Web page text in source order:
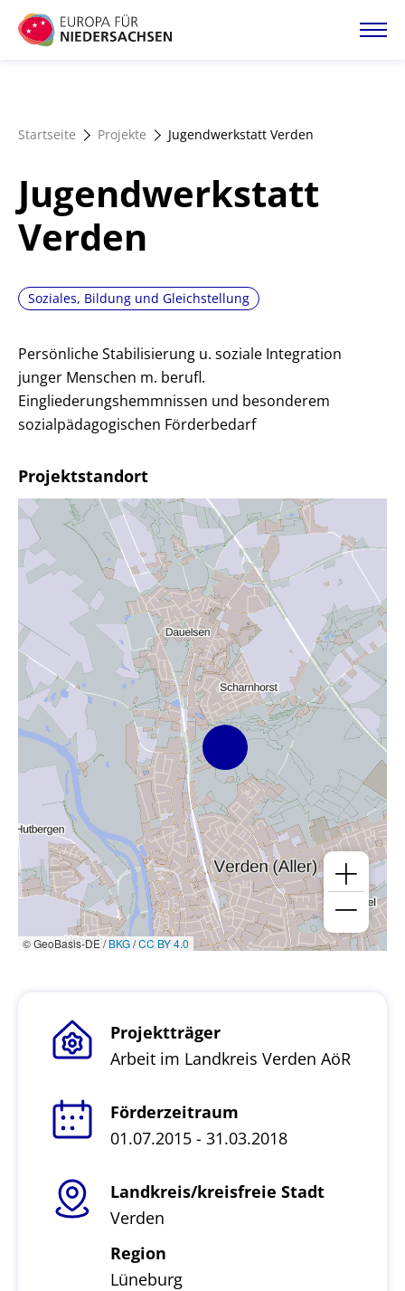
Direkt
zum
Förderangebote
Startseite Projekte Jugendwerkstatt Verden
Jugendwerkstatt
Verden
Soziales, Bildung und Gleichstellung
Persönliche Stabilisierung u. soziale Integration
junger Menschen m. berufl.
Eingliederungshemmnissen und besonderem
sozialpädagogischen Förderbedarf
Projektstandort
© GeoBasis-DE /BKG/CC BY 4.0
Projektträger
Arbeit im Landkreis Verden AöR
Förderzeitraum
01.07.2015 - 31.03.2018
Landkreis/kreisfreie Stadt
Verden
Region
Lüneburg